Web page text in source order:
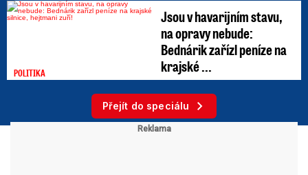
POLITIKA
Jsou v havarijním stavu,
na opravy nebude:
Bednárik zařízl peníze na
krajské ...
Přejít do speciálu